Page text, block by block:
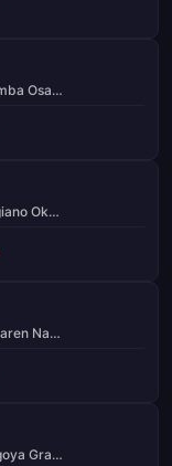
Gamba Osaka
Fagiano Okayama
V-varen Nagasaki
Nagoya Grampus